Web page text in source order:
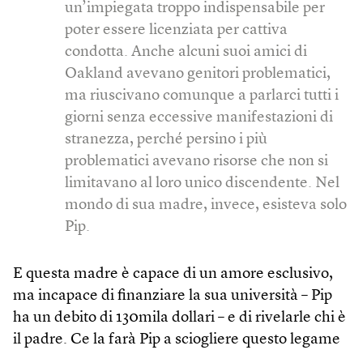
un’impiegata troppo indispensabile per
poter essere licenziata per cattiva
condotta. Anche alcuni suoi amici di
Oakland avevano genitori problematici,
ma riuscivano comunque a parlarci tutti i
giorni senza eccessive manifestazioni di
stranezza, perché persino i più
problematici avevano risorse che non si
limitavano al loro unico discendente. Nel
mondo di sua madre, invece, esisteva solo
Pip.
E questa madre è capace di un amore esclusivo,
ma incapace di finanziare la sua università – Pip
ha un debito di 130mila dollari – e di rivelarle chi è
il padre. Ce la farà Pip a sciogliere questo legame